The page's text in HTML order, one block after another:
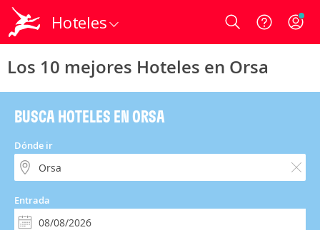
Hoteles Login
Los 10 mejores Hoteles en Orsa
BUSCA HOTELES EN ORSA
Dónde ir
Entrada